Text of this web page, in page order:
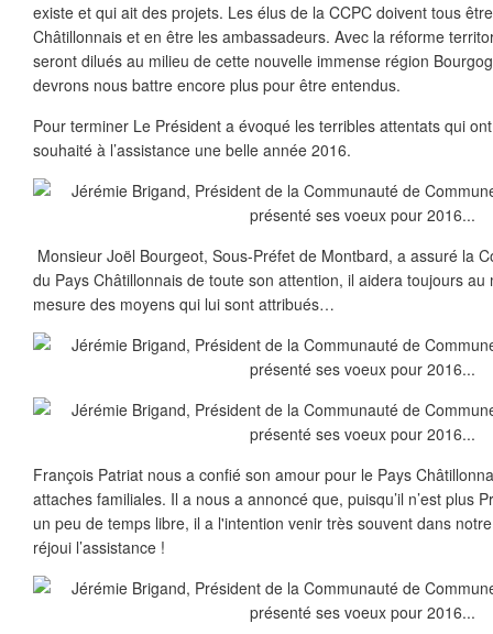
existe et qui ait des projets. Les élus de la CCPC doivent tous
Châtillonnais et en être les ambassadeurs. Avec la réforme
seront dilués au milieu de cette nouvelle immense région
devrons nous battre encore plus pour être entendus.
Pour terminer Le Président a évoqué les terribles attentats qui
souhaité à l’assistance une belle année 2016.
Monsieur Joël Bourgeot, Sous-Préfet de Montbard, a assuré la
du Pays Châtillonnais de toute son attention, il aidera toujours au
mesure des moyens qui lui sont attribués…
François Patriat nous a confié son amour pour le Pays
attaches familiales. Il a nous a annoncé que, puisqu’il n’est plus
un peu de temps libre, il a l'intention venir très souvent dans
réjoui l’assistance !